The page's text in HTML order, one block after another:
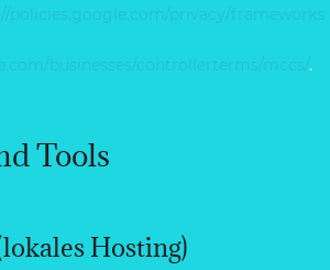
policies.google.com/privacy/frameworks
businesses/controllerterms/mccs/ .
Tools
Hosting)